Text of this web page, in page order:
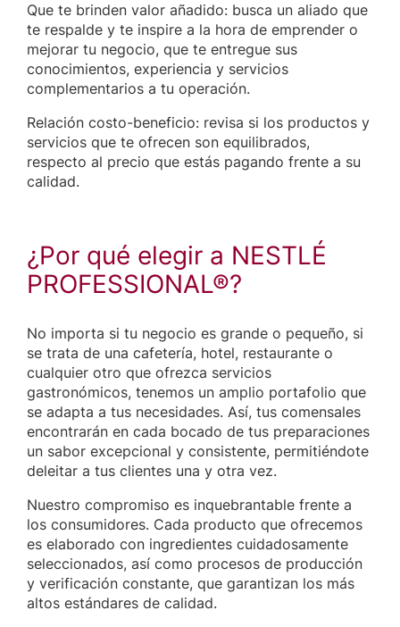
Que te brinden valor añadido: busca un aliado que
te respalde y te inspire a la hora de emprender o
mejorar tu negocio, que te entregue sus
conocimientos, experiencia y servicios
complementarios a tu operación.
Relación costo-beneficio: revisa si los productos y
servicios que te ofrecen son equilibrados,
respecto al precio que estás pagando frente a su
calidad.
¿Por qué elegir a NESTLÉ
PROFESSIONAL®?
No importa si tu negocio es grande o pequeño, si
se trata de una cafetería, hotel, restaurante o
cualquier otro que ofrezca servicios
gastronómicos, tenemos un amplio portafolio que
se adapta a tus necesidades. Así, tus comensales
encontrarán en cada bocado de tus preparaciones
un sabor excepcional y consistente, permitiéndote
deleitar a tus clientes una y otra vez.
Nuestro compromiso es inquebrantable frente a
los consumidores. Cada producto que ofrecemos
es elaborado con ingredientes cuidadosamente
seleccionados, así como procesos de producción
y verificación constante, que garantizan los más
altos estándares de calidad.